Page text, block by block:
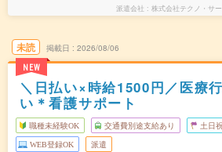
派遣会社 株式会社テクノ・サ
未読
NEW
掲載日 2026/08/06
＼日払い×時給1500円／医療
い＊看護サポート
職種未経験OK 交通費別途支給あり 土日
WEB登録OK 派遣